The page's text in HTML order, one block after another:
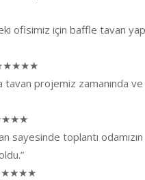
ofisimiz için baffle tavan
tavan projemiz zamanında
sayesinde toplantı